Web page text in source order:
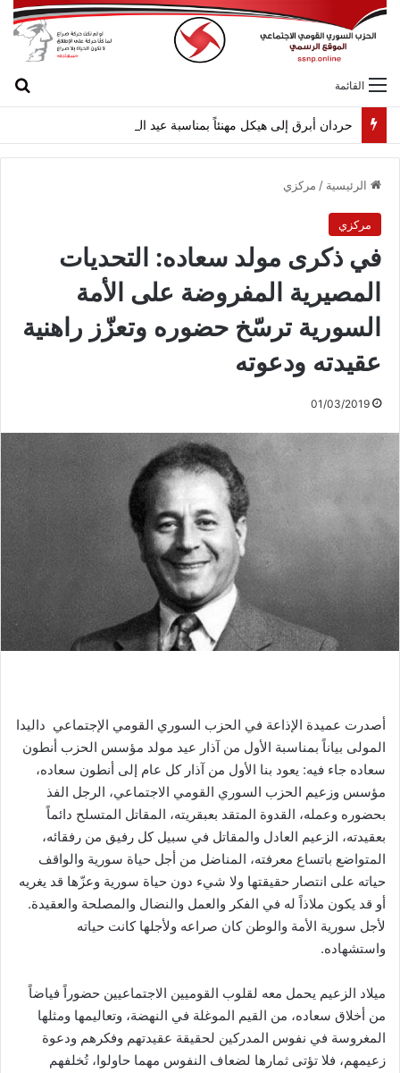
القائمة
حردان أبرق إلى هيكل مهنئاً بمناسبة عيد الجيش
الرئيسية / مركزي
مركزي
في ذكرى مولد سعاده: التحديات
المصيرية المفروضة على الأمة
السورية ترسّخ حضوره وتعزّز راهنية
عقيدته ودعوته
01/03/2019
أصدرت عميدة الإذاعة في الحزب السوري القومي الإجتماعي داليدا
المولى بياناً بمناسبة الأول من آذار عيد مولد مؤسس الحزب أنطون
سعاده جاء فيه: يعود بنا الأول من آذار كل عام إلى أنطون سعاده،
مؤسس وزعيم الحزب السوري القومي الاجتماعي، الرجل الفذ
بحضوره وعمله، القدوة المتقد بعبقريته، المقاتل المتسلح دائماً
بعقيدته، الزعيم العادل والمقاتل في سبيل كل رفيق من رفقائه،
المتواضع باتساع معرفته، المناضل من أجل حياة سورية والواقف
حياته على انتصار حقيقتها ولا شيء دون حياة سورية وعزّها قد يغريه
أو قد يكون ملاذاً له في الفكر والعمل والنضال والمصلحة والعقيدة.
لأجل سورية الأمة والوطن كان صراعه ولأجلها كانت حياته
واستشهاده.
ميلاد الزعيم يحمل معه لقلوب القوميين الاجتماعيين حضوراً فياضاً
من أخلاق سعاده، من القيم الموغلة في النهضة، وتعاليمها ومثلها
المغروسة في نفوس المدركين لحقيقة عقيدتهم وفكرهم ودعوة
زعيمهم، فلا تؤتى ثمارها لضعاف النفوس مهما حاولوا، تُخلفهم